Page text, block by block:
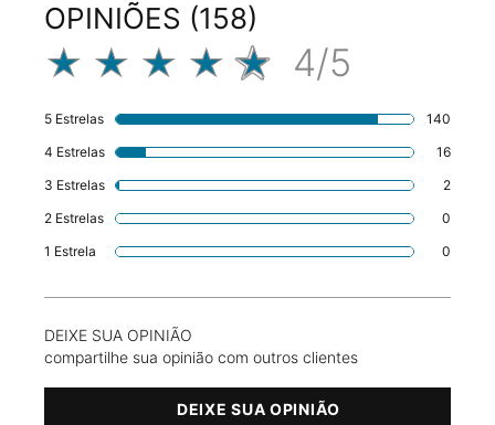
OPINIÕES (158)
4 out of 5 stars. 4/5
5 Estrelas 140
4 Estrelas
16
3 Estrelas
2
2 Estrelas
0
1 Estrela
0
DEIXE SUA OPINIÃO
compartilhe sua opinião com outros clientes
DEIXE SUA OPINIÃO